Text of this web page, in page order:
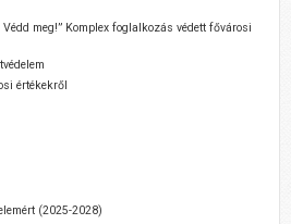
meg!” Komplex foglalkozás védett fővárosi
értékekről
(2025-2028)